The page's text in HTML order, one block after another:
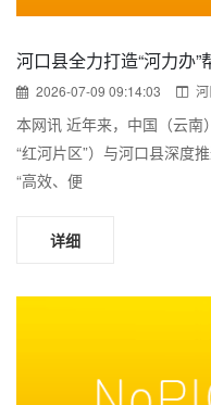
河口县全力打造“河力办
2026-07-09 09:14:03
本网讯 近年来，中国（云
“红河片区”）与河口县深度
“高效、便
详细